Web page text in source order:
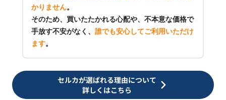
かりません。
そのため、買いたたかれる心配や、不本意な価格で
手放す不安がなく、 誰でも安心してご利用いただけ
ます。
セルカが選ばれる理由について
詳しくはこちら